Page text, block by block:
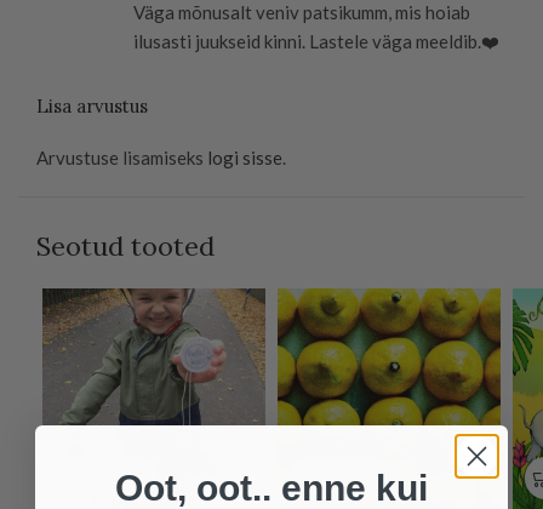
Väga mõnusalt veniv patsikumm, mis hoiab
ilusasti juukseid kinni. Lastele väga meeldib.❤️
Lisa arvustus
Arvustuse lisamiseks logi sisse.
Seotud tooted
Oot, oot.. enne kui